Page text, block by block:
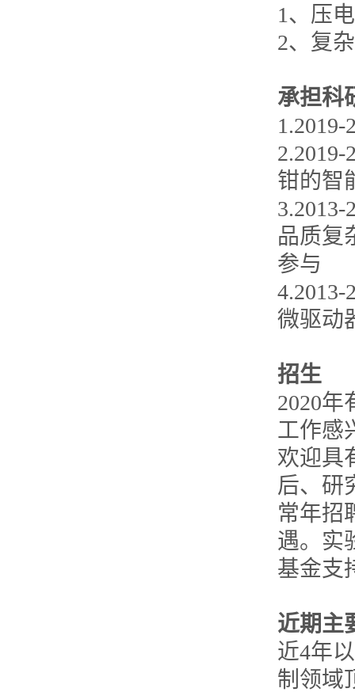
1、压
2、复
承担科
钳的智
品质复
参与
微驱动
招生
2020年
工作感
欢迎具
后、研
常年招
遇。实
基金支
近期主
近4年
制领域